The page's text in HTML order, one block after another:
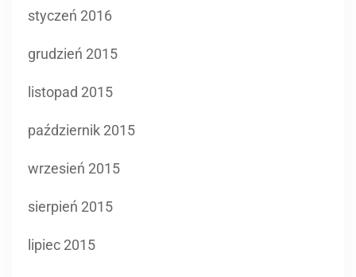
styczeń 2016
grudzień 2015
listopad 2015
październik 2015
wrzesień 2015
sierpień 2015
lipiec 2015